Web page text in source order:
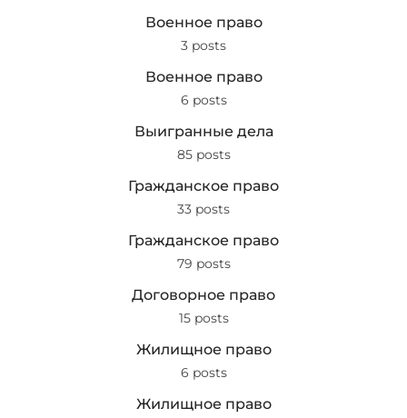
Военное право
3 posts
Военное право
6 posts
Выигранные дела
85 posts
Гражданское право
33 posts
Гражданское право
79 posts
Договорное право
15 posts
Жилищное право
6 posts
Жилищное право